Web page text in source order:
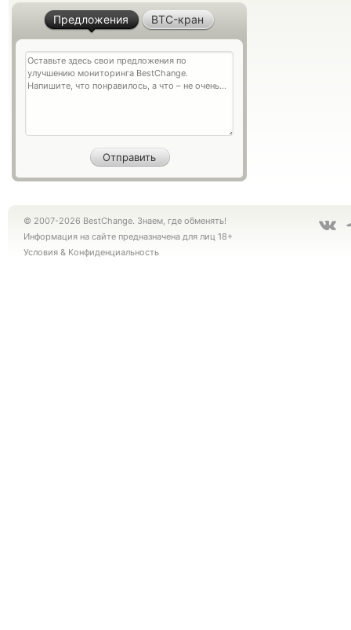
Предложения BTC-кран
© 2007-2026 BestChange. Знаем, где обменять!
Информация на сайте предназначена для лиц 18+
Условия & Конфиденциальность